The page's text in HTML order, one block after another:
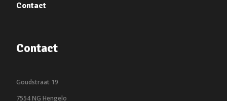
Contact
Contact
Goudstraat 19
7554 NG Hengelo